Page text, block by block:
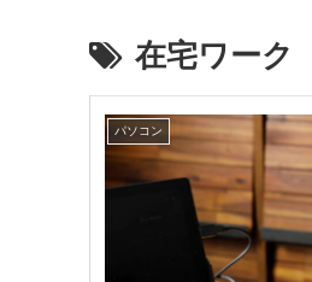
在宅ワーク
パソコン